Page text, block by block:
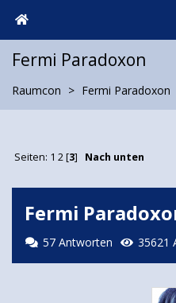
Fermi Paradoxon
Raumcon Fermi Paradoxon
Seiten: 1 2[3] Nach unten
Fermi
57 Antworten 35621